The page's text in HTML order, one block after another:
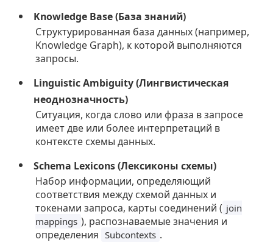
Knowledge Base (База знаний)
Структурированная база данных (например,
Knowledge Graph), к которой выполняются
запросы.
Linguistic Ambiguity (Лингвистическая
неоднозначность)
Ситуация, когда слово или фраза в запросе
имеет две или более интерпретаций в
контексте схемы данных.
Schema Lexicons (Лексиконы схемы)
Набор информации, определяющий
соответствия между схемой данных и
токенами запроса, карты соединений ( join
mappings ), распознаваемые значения и
определения Subcontexts .